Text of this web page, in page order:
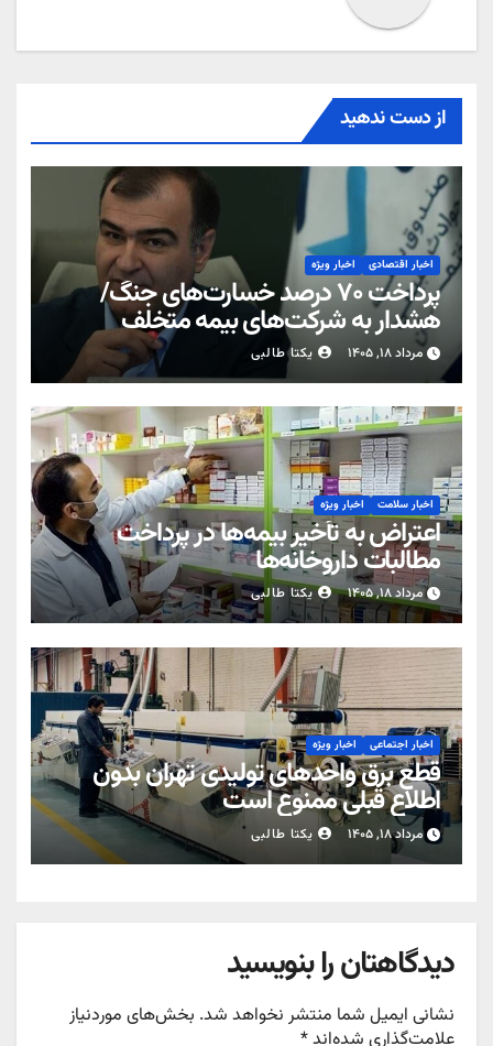
از دست ندهید
اخبار اقتصادی اخبار ویژه
پرداخت ۷۰ درصد خسارت‌های جنگ/
هشدار به شرکت‌های بیمه متخلف
مرداد ۱۸, ۱۴۰۵ یکتا طالبی
اخبار سلامت اخبار ویژه
اعتراض به تأخیر بیمه‌ها در پرداخت
مطالبات داروخانه‌ها
مرداد ۱۸, ۱۴۰۵ یکتا طالبی
اخبار اجتماعی اخبار ویژه
قطع برق واحدهای تولیدی تهران بدون
اطلاع قبلی ممنوع است
مرداد ۱۸, ۱۴۰۵ یکتا طالبی
دیدگاهتان را بنویسید
نشانی ایمیل شما منتشر نخواهد شد. بخش‌های موردنیاز
علامت‌گذاری شده‌اند*